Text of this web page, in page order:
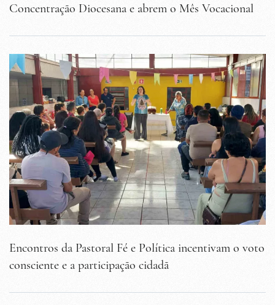
Concentração Diocesana e abrem o Mês Vocacional
Encontros da Pastoral Fé e Política incentivam o voto
consciente e a participação cidadã